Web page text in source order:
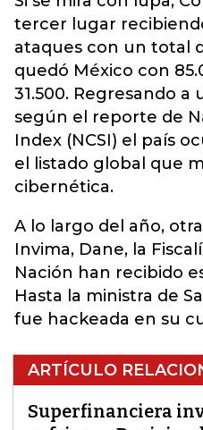
tercer lugar
ataques con un total
quedó México con
31.500. Regresando a
según el reporte de
Index (NCSI) el país
el listado global que
cibernética.
A lo largo del año,
Invima, Dane, la
Nación han recibido
Hasta la ministra de
fue hackeada en su
ARTÍCULO
Superfinanciera